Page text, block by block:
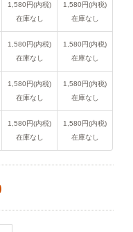
1,580円(内税)
在庫なし
1,580円(内税)
在庫なし
1,580円(内税)
在庫なし
1,580円(内税)
在庫なし
1,580円(内税)
在庫なし
1,580円(内税)
在庫なし
1,580円(内税)
在庫なし
1,580円(内税)
在庫なし